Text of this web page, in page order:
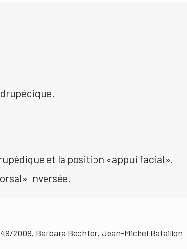
et la position «appui facial».
inversée.
2009, Barbara Bechter, Jean-Michel Bataillon